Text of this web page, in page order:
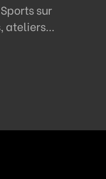
sur
ateliers...